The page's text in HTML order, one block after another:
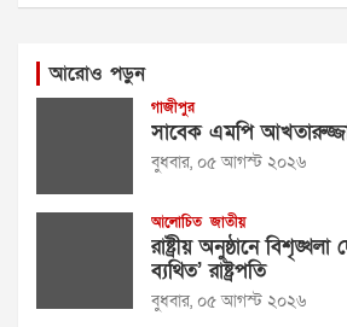
আরোও পড়ুন
গাজীপুর
সাবেক এমপি
বুধবার, ০৫ আগস্ট ২০২৬
আলোচিত জাতীয়
রাষ্ট্রীয় অনুষ্ঠানে
ব্যথিত’ রাষ্ট্রপতি
বুধবার, ০৫ আগস্ট ২০২৬